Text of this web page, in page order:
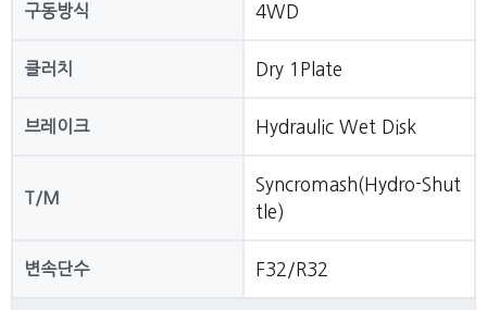
구동방식 4WD
클러치 Dry 1Plate
브레이크 Hydraulic Wet Disk
T/M
Syncromash(Hydro-Shut
tle)
변속단수 F32/R32